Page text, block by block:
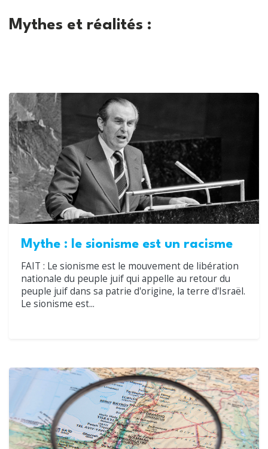
Mythes et réalités :
Mythe : le sionisme est un racisme
FAIT : Le sionisme est le mouvement de libération
nationale du peuple juif qui appelle au retour du
peuple juif dans sa patrie d'origine, la terre d'Israël.
Le sionisme est...